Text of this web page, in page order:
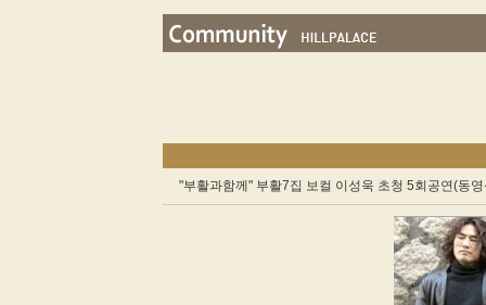
"부활과함께" 부활7집 보컬 이성욱 초청 5회공연(동